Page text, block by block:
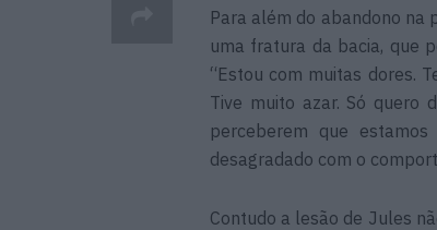
Para além do abandono na
uma fratura da bacia, que
“Estou com muitas dores.
Tive muito azar. Só quero
perceberem que
desagradado com o
Contudo a lesão de Jules